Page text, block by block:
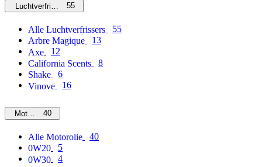
Luchtverfrissers55
Alle Luchtverfrissers
55
Arbre Magique
13
Axe
12
California Scents
8
Shake
6
Vinove
16
Motorolie40
Alle Motorolie
40
0W20
5
0W30
4